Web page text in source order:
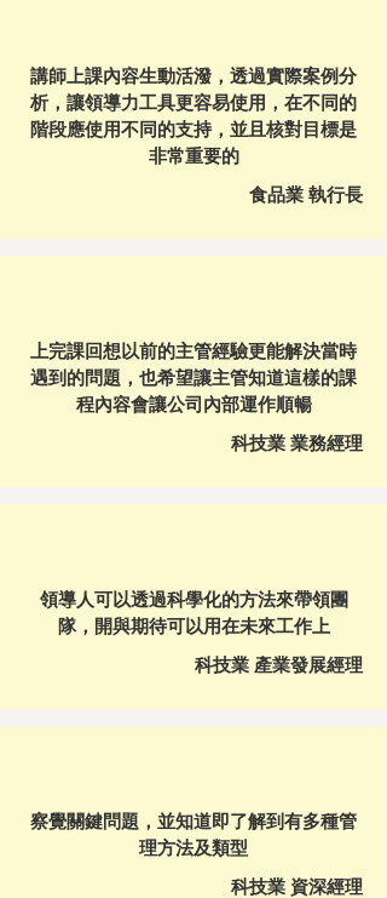
講師上課內容生動活潑，透過實際案例分
析，讓領導力工具更容易使用，在不同的
階段應使用不同的支持，並且核對目標是
非常重要的
食品業 執行長
上完課回想以前的主管經驗更能解決當時
遇到的問題，也希望讓主管知道這樣的課
程內容會讓公司內部運作順暢
科技業 業務經理
領導人可以透過科學化的方法來帶領團
隊，開與期待可以用在未來工作上
科技業 產業發展經理
察覺關鍵問題，並知道即了解到有多種管
理方法及類型
科技業 資深經理